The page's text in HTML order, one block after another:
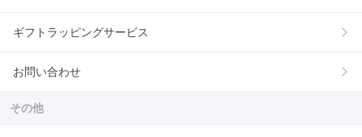
ギフトラッピングサービス
お問い合わせ
その他